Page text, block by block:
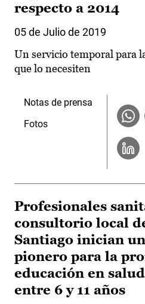
respecto a 2014
05 de Julio de 2019
Un servicio temporal para
que lo necesiten
Notas de prensa
Fotos
Profesionales
consultorio local
Santiago inician
pionero para la
educación en
entre 6 y 11 años